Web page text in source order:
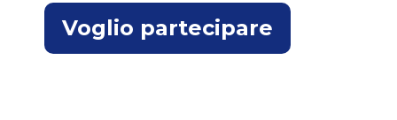
Voglio partecipare